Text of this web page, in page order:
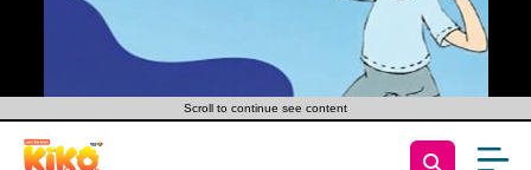
Scroll to continue see content